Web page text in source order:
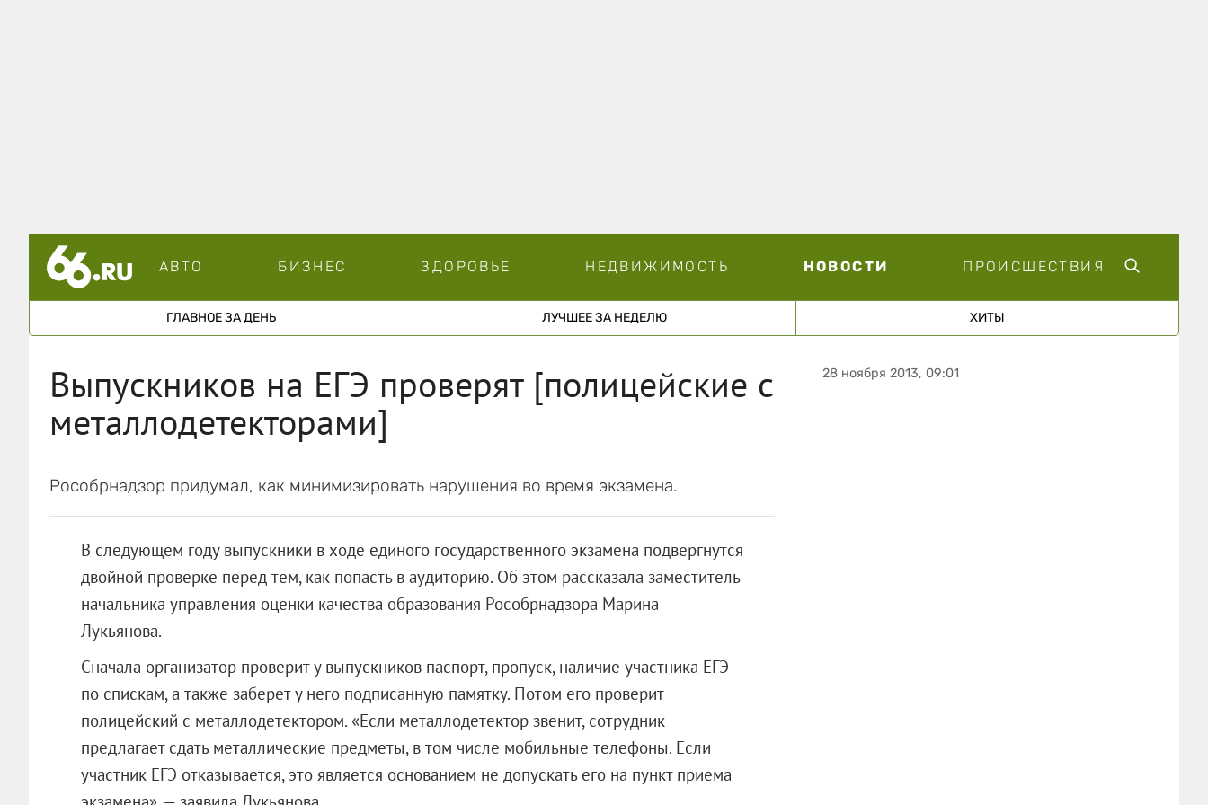
АВТО БИЗНЕС ЗДОРОВЬЕ НЕДВИЖИМОСТЬ НОВОСТИ ПРОИСШЕСТВИЯ
ГЛАВНОЕ ЗА ДЕНЬ ЛУЧШЕЕ ЗА НЕДЕЛЮ ХИТЫ
Выпускников на ЕГЭ проверят [полицейские с
металлодетекторами]
Рособрнадзор придумал, как минимизировать нарушения во время экзамена.
В следующем году выпускники в ходе единого государственного экзамена подвергнутся
двойной проверке перед тем, как попасть в аудиторию. Об этом рассказала заместитель
начальника управления оценки качества образования Рособрнадзора Марина
Лукьянова.
Сначала организатор проверит у выпускников паспорт, пропуск, наличие участника ЕГЭ
по спискам, а также заберет у него подписанную памятку. Потом его проверит
полицейский с металлодетектором. «Если металлодетектор звенит, сотрудник
предлагает сдать металлические предметы, в том числе мобильные телефоны. Если
участник ЕГЭ отказывается, это является основанием не допускать его на пункт приема
28 ноября 2013, 09:01